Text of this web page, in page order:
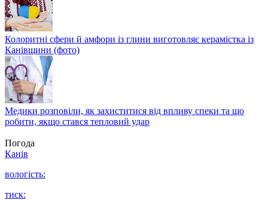
Колоритні сфери й амфори із глини виготовляє керамістка із
Канівщини (фото)
Медики розповіли, як захиститися від впливу спеки та що
робити, якщо стався тепловий удар
Погода
Канів
вологість:
тиск: